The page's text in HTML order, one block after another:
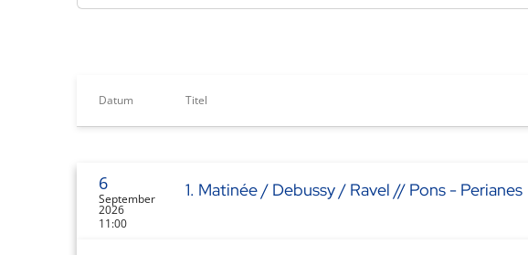
Datum Titel
6
September
2026
11:00
1. Matinée / Debussy / Ravel // Pons - Perianes